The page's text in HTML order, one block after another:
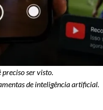
preciso ser visto.
de inteligência artificial.